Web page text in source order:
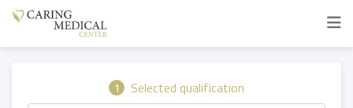
1
Selected qualification